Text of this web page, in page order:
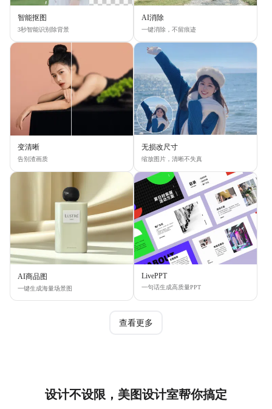
智能抠图
3秒智能识别除背景
AI消除
一键消除，不留痕迹
变清晰
告别渣画质
无损改尺寸
缩放图片，清晰不失真
AI商品图
一键生成海量场景图
LivePPT
一句话生成高质量PPT
查看更多
设计不设限，美图设计室帮你搞定